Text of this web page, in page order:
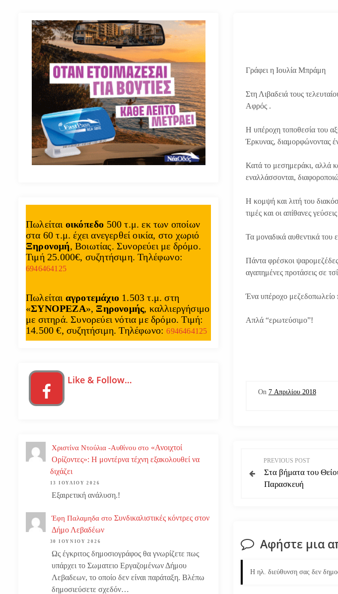
Γράφει η Ιουλία Μπράμη
Στη Λιβαδειά τους
Αφρός .
Η υπέροχη τοποθεσία του
Έρκυνας, διαμορφώνοντας
Κατά το μεσημεράκι, αλλά
εναλλάσσονται,
Η κομψή και λιτή του
τιμές και οι απίθανες
Τα μοναδικά αυθεντικά του
Πάντα φρέσκοι
αγαπημένες προτάσεις σε
Ένα υπέροχο μεζεδοπωλείο
Απλά “ερωτεύσιμο”!
On 7 Απριλίου 2018
λ
γ
η
PREVIOUS POST
Στα βήματα του
Παρασκευή
Αφήστε μια
Η ηλ. διεύθυνση σας δεν
Πωλείται οικόπεδο 500 τ.μ. εκ των οποίων
στα 60 τ.μ. έχει ανεγερθεί οικία, στο χωριό
Ξηρονομή, Βοιωτίας. Συνορεύει με δρόμο.
Τιμή 25.000€, συζητήσιμη. Τηλέφωνο:
6946464125
Πωλείται αγροτεμάχιο 1.503 τ.μ. στη
«ΣΥΝΟΡΕΖΑ», Ξηρονομής, καλλιεργήσιμο
με σιτηρά. Συνορεύει νότια με δρόμο. Τιμή:
14.500 €, συζητήσιμη. Τηλέφωνο:6946464125
Like & Follow…
Χριστίνα Ντούλια -Αυθίνου στο «Ανοιχτοί
Ορίζοντες»: Η μοντέρνα τέχνη εξακολουθεί να
διχάζει
13 ΙΟΥΛΊΟΥ 2026
Εξαιρετική ανάλυση.!
Έφη Παλαμηδα στο Συνδικαλιστικές κόντρες στον
Δήμο Λεβαδέων
30 ΙΟΥΝΊΟΥ 2026
Ως έγκριτος δημοσιογράφος θα γνωρίζετε πως
υπάρχει το Σωματειο Εργαζομένων Δήμου
Λεβαδεων, το οποίο δεν είναι παράταξη. Βλέπω
δημοσιεύσετε σχεδόν…